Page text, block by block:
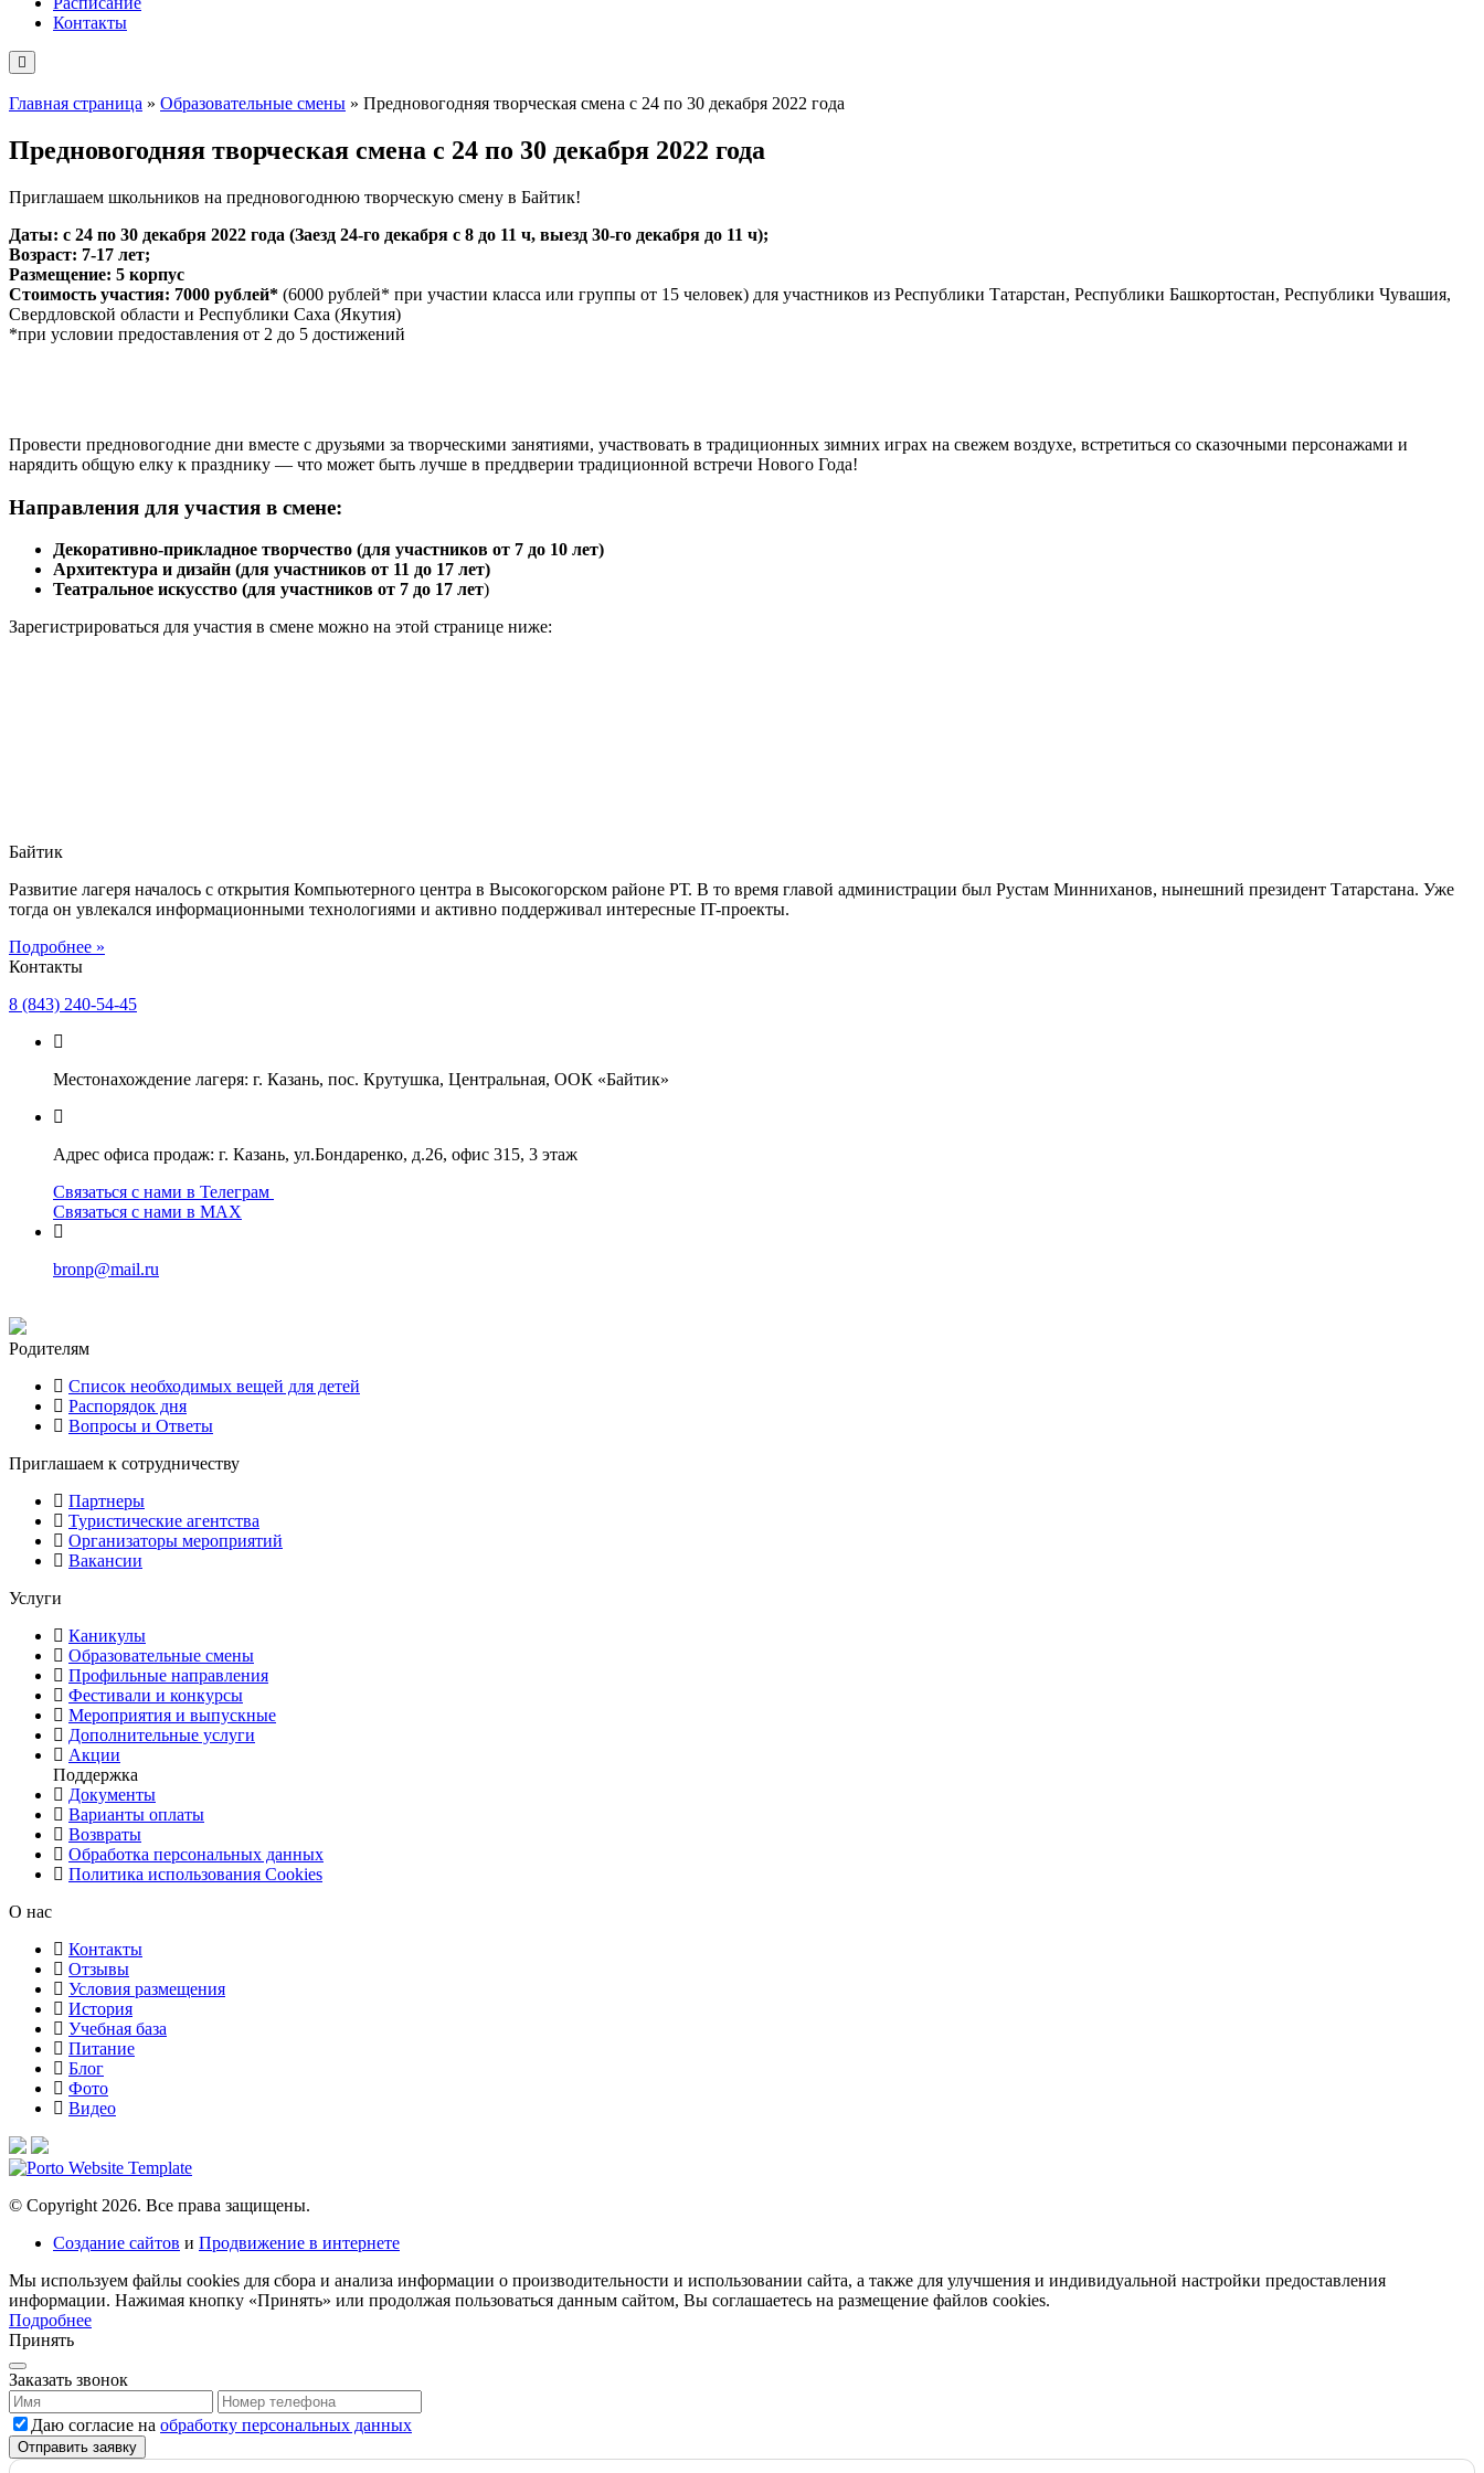
Контакты
Главная страница » Образовательные смены » Предновогодняя творческая смена с 24 по 30 декабря 2022 года
Предновогодняя творческая смена с 24 по 30 декабря 2022 года
Приглашаем школьников на предновогоднюю творческую смену в Байтик!
Даты: с 24 по 30 декабря 2022 года (Заезд 24-го декабря с 8 до 11 ч, выезд 30-го декабря до 11 ч);
Возраст: 7-17 лет;
Размещение: 5 корпус
Стоимость участия: 7000 рублей* (6000 рублей* при участии класса или группы от 15 человек) для участников из Республики Татарстан, Республики Башкортостан, Республики Чувашия,
Свердловской области и Республики Саха (Якутия)
*при условии предоставления от 2 до 5 достижений
Провести предновогодние дни вместе с друзьями за творческими занятиями, участвовать в традиционных зимних играх на свежем воздухе, встретиться со сказочными персонажами и
нарядить общую елку к празднику — что может быть лучше в преддверии традиционной встречи Нового Года!
Направления для участия в смене:
Декоративно-прикладное творчество (для участников от 7 до 10 лет)
Архитектура и дизайн (для участников от 11 до 17 лет)
Театральное искусство (для участников от 7 до 17 лет)
Зарегистрироваться для участия в смене можно на этой странице ниже:
Байтик
Развитие лагеря началось с открытия Компьютерного центра в Высокогорском районе РТ. В то время главой администрации был Рустам Минниханов, нынешний президент Татарстана. Уже
тогда он увлекался информационными технологиями и активно поддерживал интересные IT-проекты.
Подробнее »
Контакты
8 (843) 240-54-45
Местонахождение лагеря: г. Казань, пос. Крутушка, Центральная, ООК «Байтик»
Адрес офиса продаж: г. Казань, ул.Бондаренко, д.26, офис 315, 3 этаж
Связаться с нами в Телеграм
Связаться с нами в МАХ
bronp@mail.ru
Родителям
Список необходимых вещей для детей
Распорядок дня
Вопросы и Ответы
Приглашаем к сотрудничеству
Партнеры
Туристические агентства
Организаторы мероприятий
Вакансии
Услуги
Каникулы
Образовательные смены
Профильные направления
Фестивали и конкурсы
Мероприятия и выпускные
Дополнительные услуги
Акции
Поддержка
Документы
Варианты оплаты
Возвраты
Обработка персональных данных
Политика использования Cookies
О нас
Контакты
Отзывы
Условия размещения
История
Учебная база
Питание
Блог
Фото
Видео
© Copyright 2026. Все права защищены.
Создание сайтов и Продвижение в интернете
Мы используем файлы cookies для сбора и анализа информации о производительности и использовании сайта, а также для улучшения и индивидуальной настройки предоставления
информации. Нажимая кнопку «Принять» или продолжая пользоваться данным сайтом, Вы соглашаетесь на размещение файлов сookies.
Подробнее
Принять
Заказать звонок
Даю согласие на обработку персональных данных